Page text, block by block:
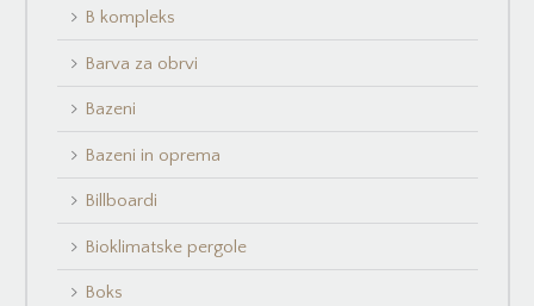
B kompleks
Barva za obrvi
Bazeni
Bazeni in oprema
Billboardi
Bioklimatske pergole
Boks